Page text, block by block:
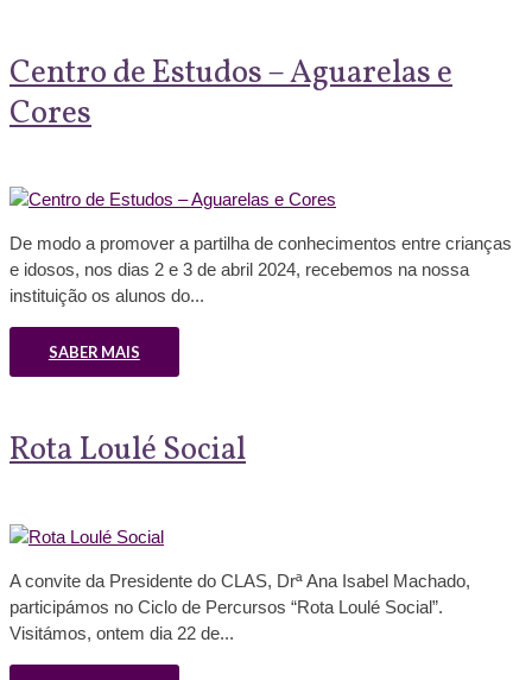
Centro de Estudos – Aguarelas e
Cores
De modo a promover a partilha de conhecimentos entre crianças
e idosos, nos dias 2 e 3 de abril 2024, recebemos na nossa
instituição os alunos do...
SABER MAIS
Rota Loulé Social
A convite da Presidente do CLAS, Drª Ana Isabel Machado,
participámos no Ciclo de Percursos “Rota Loulé Social”.
Visitámos, ontem dia 22 de...